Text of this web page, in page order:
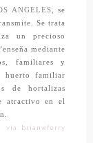
ANGELES,
se
Se trata
un precioso
mediante
familiares y
huerto familiar
de hortalizas
atractivo en el
vía: brianwferry